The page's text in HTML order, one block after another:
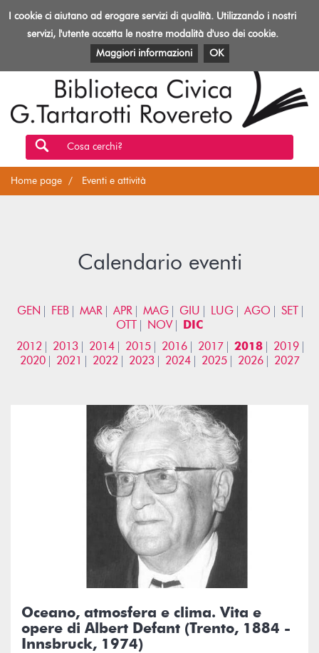
Toggle
Biblioteca
Rovereto
EVENTI E ATTIVITÀ PATRIMONIO E RISORSE
Cosa cerchi?
Home page Eventi e attività
Calendario eventi
GEN FEB MAR APR MAG GIU LUG AGO
SET
OTT
NOV
DIC
2012
2013 2014 2015 2016 2017 2018
2019
2020
2021 2022 2023 2024 2025 2026 2027
Oceano, atmosfera e clima. Vita e
opere di Albert Defant (Trento, 1884 -
Innsbruck, 1974)
I cookie ci aiutano ad erogare servizi di qualità. Utilizzando i nostri
servizi, l'utente accetta le nostre modalità d'uso dei cookie.
Maggiori informazioni
OK